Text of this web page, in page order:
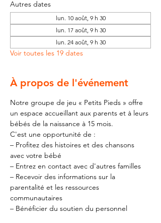
Autres dates
lun. 10 août, 9 h 30
lun. 17 août, 9 h 30
lun. 24 août, 9 h 30
Voir toutes les 19 dates
À propos de l'événement
Notre groupe de jeu « Petits Pieds » offre
un espace accueillant aux parents et à leurs
bébés de la naissance à 15 mois.
C'est une opportunité de :
– Profitez des histoires et des chansons
avec votre bébé
– Entrez en contact avec d'autres familles
– Recevoir des informations sur la
parentalité et les ressources
communautaires
– Bénéficier du soutien du personnel